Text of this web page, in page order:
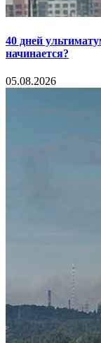
40 дней
начинается?
05.08.2026